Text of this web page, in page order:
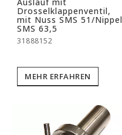
Drosselklappenventil,
mit Nuss SMS 51/Nippel
SMS 63,5
31888152
MEHR ERFAHREN